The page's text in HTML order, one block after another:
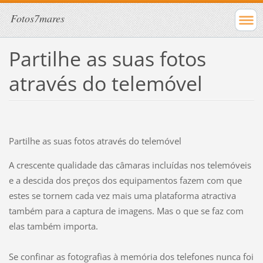
Fotos7mares
Partilhe as suas fotos
através do telemóvel
Partilhe as suas fotos através do telemóvel
A crescente qualidade das câmaras incluídas nos telemóveis
e a descida dos preços dos equipamentos fazem com que
estes se tornem cada vez mais uma plataforma atractiva
também para a captura de imagens. Mas o que se faz com
elas também importa.
Se confinar as fotografias à memória dos telefones nunca foi